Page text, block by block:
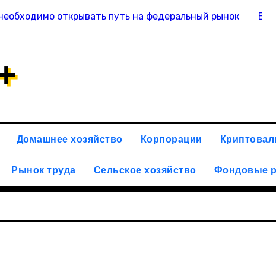
открывать путь на федеральный рынок
Домашнее хозяйство Корпорации
Рынок труда Сельское хозяйство Фондовые